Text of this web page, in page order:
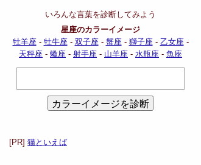
いろんな言葉を診断してみよう
星座のカラーイメージ
牡羊座- 牡牛座- 双子座- 蟹座- 獅子座- 乙女座-
天秤座 - 蠍座 - 射手座 - 山羊座 - 水瓶座 - 魚座
[PR] 猫といえば